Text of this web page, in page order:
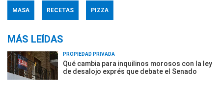
MASA RECETAS PIZZA
MÁS LEÍDAS
PROPIEDAD PRIVADA
Qué cambia para inquilinos morosos con la ley
de desalojo exprés que debate el Senado